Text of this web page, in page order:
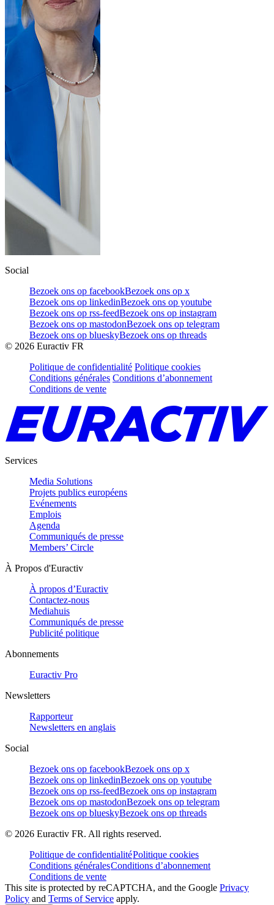
Social
Bezoek ons op facebookBezoek ons op x
Bezoek ons op linkedinBezoek ons op youtube
Bezoek ons op rss-feedBezoek ons op instagram
Bezoek ons op mastodonBezoek ons op telegram
Bezoek ons op blueskyBezoek ons op threads
© 2026 Euractiv FR
Politique de confidentialité Politique cookies
Conditions générales Conditions d’abonnement
Conditions de vente
Services
Media Solutions
Projets publics européens
Evénements
Emplois
Agenda
Communiqués de presse
Members’ Circle
À Propos d'Euractiv
À propos d’Euractiv
Contactez-nous
Mediahuis
Communiqués de presse
Publicité politique
Abonnements
Euractiv Pro
Newsletters
Rapporteur
Newsletters en anglais
Social
Bezoek ons op facebookBezoek ons op x
Bezoek ons op linkedinBezoek ons op youtube
Bezoek ons op rss-feedBezoek ons op instagram
Bezoek ons op mastodonBezoek ons op telegram
Bezoek ons op blueskyBezoek ons op threads
© 2026 Euractiv FR. All rights reserved.
Politique de confidentialitéPolitique cookies
Conditions généralesConditions d’abonnement
Conditions de vente
This site is protected by reCAPTCHA, and the Google Privacy
Policy and Terms of Service apply.